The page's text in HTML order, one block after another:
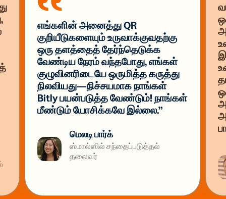
எங்களின் அனைத்து QR
குறியீடுகளையும் உருவாக்குவதற்கு
ஒரு தளத்தைத் தேர்ந்தெடுக்க
வேண்டிய நேரம் வந்தபோது, எங்கள்
குழுவினரிடையே ஒருமித்த கருத்து
நிலவியது—நிச்சயமாக நாங்கள்
Bitly பயன்படுத்த வேண்டும்! நாங்கள்
மீண்டும் யோசிக்கவே இல்லை.”
மெலடி பார்க்
ஸ்மால்ஸில் சந்தைப்படுத்தல்
தலைவர்